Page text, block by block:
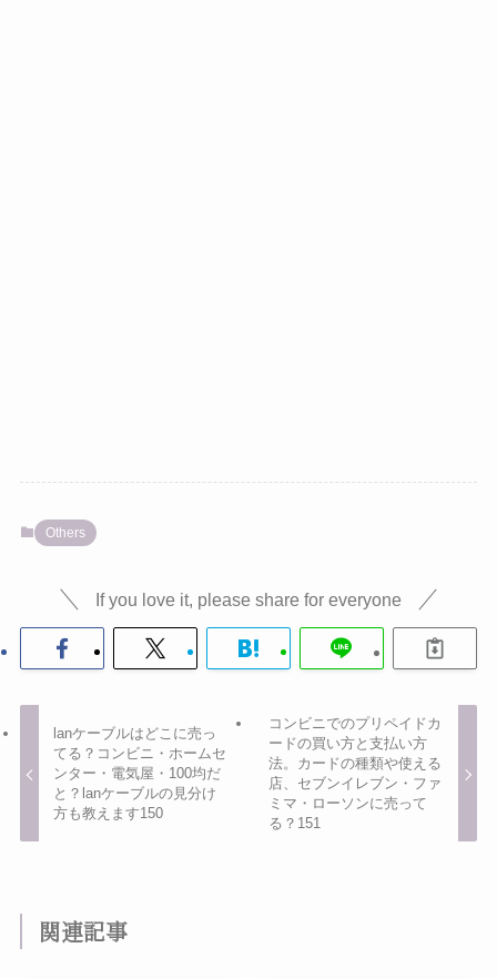
Others
If you love it, please share for everyone
lanケーブルはどこに売っ
てる？コンビニ・ホームセ
ンター・電気屋・100均だ
と？lanケーブルの見分け
方も教えます150
コンビニでのプリペイドカ
ードの買い方と支払い方
法。カードの種類や使える
店、セブンイレブン・ファ
ミマ・ローソンに売って
る？151
関連記事